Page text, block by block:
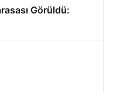
Görüldü: